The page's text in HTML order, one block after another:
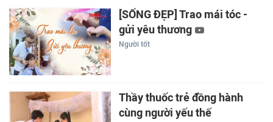
[SỐNG ĐẸP] Trao mái tóc -
gửi yêu thương
Người tốt
Thầy thuốc trẻ đồng hành
cùng người yếu thế